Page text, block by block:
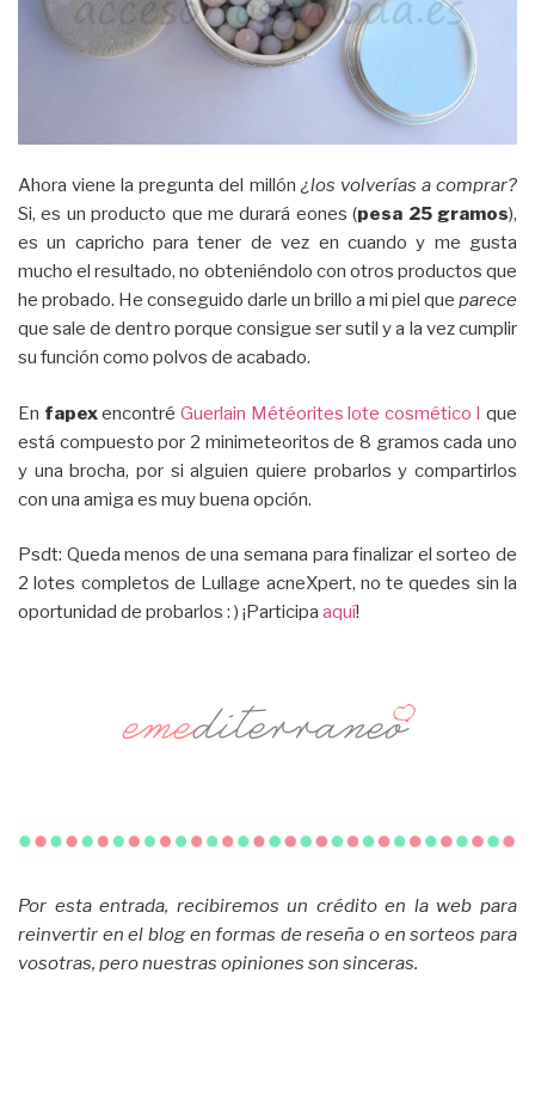
Ahora viene la pregunta del millón ¿los volverías a comprar?
Si, es un producto que me durará eones (pesa 25 gramos),
es un capricho para tener de vez en cuando y me gusta
mucho el resultado, no obteniéndolo con otros productos que
he probado. He conseguido darle un brillo a mi piel que parece
que sale de dentro porque consigue ser sutil y a la vez cumplir
su función como polvos de acabado.
En fapexencontré Guerlain Météorites lote cosmético I que
está compuesto por 2 minimeteoritos de 8 gramos cada uno
y una brocha, por si alguien quiere probarlos y compartirlos
con una amiga es muy buena opción.
Psdt: Queda menos de una semana para finalizar el sorteo de
2 lotes completos de Lullage acneXpert, no te quedes sin la
oportunidad de probarlos : ) ¡Participa aquí!
Por esta entrada, recibiremos un crédito en la web para
reinvertir en el blog en formas de reseña o en sorteos para
vosotras, pero nuestras opiniones son sinceras.